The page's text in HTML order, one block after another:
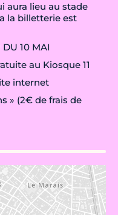
aura lieu au stade
la billetterie est
DU 10 MAI
au Kiosque 11
internet
» (2€ de frais de